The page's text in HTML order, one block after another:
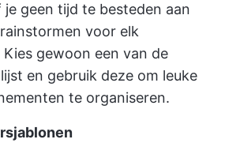
geen tijd te besteden aan
voor elk
gewoon een van de
en gebruik deze om leuke
te organiseren.